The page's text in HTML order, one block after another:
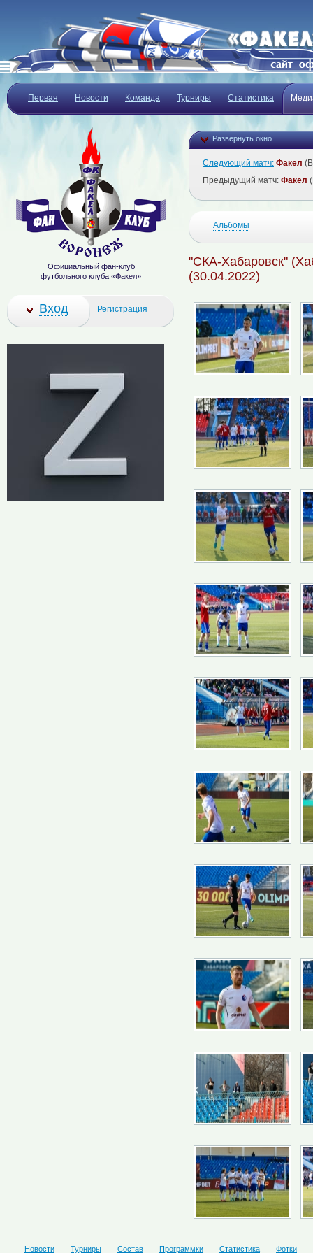
Первая Новости Команда Турниры Статистика
Развернуть окно
Следующий матч: Факел
Предыдущий матч: Факел
Альбомы
"СКА-Хабаровск"
(30.04.2022)
Официальный фан-клуб
футбольного клуба «Факел»
Вход Регистрация
Новости Турниры Состав Программки Статистика Фотки